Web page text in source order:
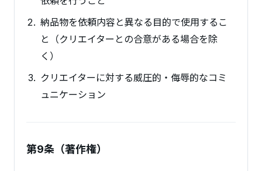
納品物を依頼内容と異なる目的で使用するこ
と（クリエイターとの合意がある場合を除
く）
クリエイターに対する威圧的・侮辱的なコミ
ュニケーション
第9条（著作権）